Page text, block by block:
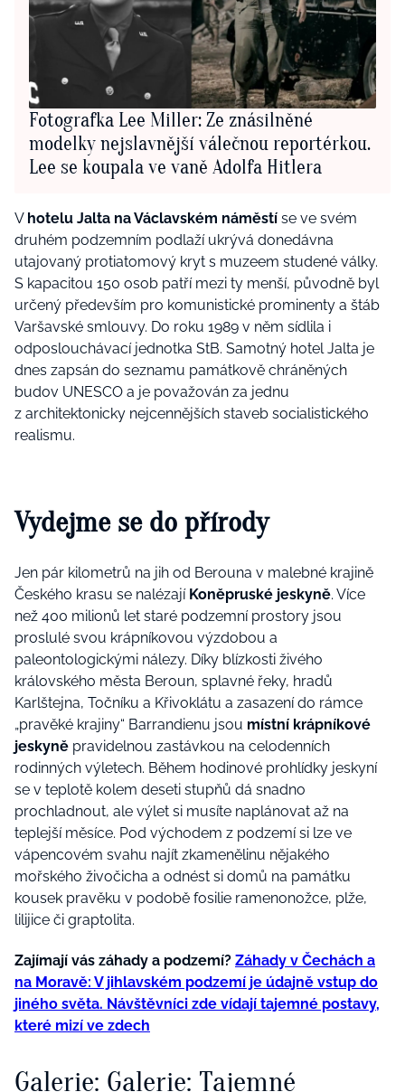
Fotografka Lee Miller: Ze znásilněné
modelky nejslavnější válečnou reportérkou.
Lee se koupala ve vaně Adolfa Hitlera
V hotelu Jalta na Václavském náměstí se ve svém
druhém podzemním podlaží ukrývá donedávna
utajovaný protiatomový kryt s muzeem studené války.
S kapacitou 150 osob patří mezi ty menší, původně byl
určený především pro komunistické prominenty a štáb
Varšavské smlouvy. Do roku 1989 v něm sídlila i
odposlouchávací jednotka StB. Samotný hotel Jalta je
dnes zapsán do seznamu památkově chráněných
budov UNESCO a je považován za jednu
z architektonicky nejcennějších staveb socialistického
realismu.
Vydejme se do přírody
Jen pár kilometrů na jih od Berouna v malebné krajině
Českého krasu se nalézají Koněpruské jeskyně. Více
než 400 milionů let staré podzemní prostory jsou
proslulé svou krápníkovou výzdobou a
paleontologickými nálezy. Díky blízkosti živého
královského města Beroun, splavné řeky, hradů
Karlštejna, Točníku a Křivoklátu a zasazení do rámce
„pravěké krajiny“ Barrandienu jsou místní krápníkové
jeskyně pravidelnou zastávkou na celodenních
rodinných výletech. Během hodinové prohlídky jeskyní
se v teplotě kolem deseti stupňů dá snadno
prochladnout, ale výlet si musíte naplánovat až na
teplejší měsíce. Pod východem z podzemí si lze ve
vápencovém svahu najít zkamenělinu nějakého
mořského živočicha a odnést si domů na památku
kousek pravěku v podobě fosilie ramenonožce, plže,
lilijice či graptolita.
Zajímají vás záhady a podzemí? Záhady v Čechách a
na Moravě: V jihlavském podzemí je údajně vstup do
jiného světa. Návštěvníci zde vídají tajemné postavy,
které mizí ve zdech
Galerie: Galerie: Tajemné